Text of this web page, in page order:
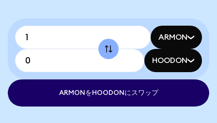
ARMON
HOODON
ARMONをHOODONにスワップ